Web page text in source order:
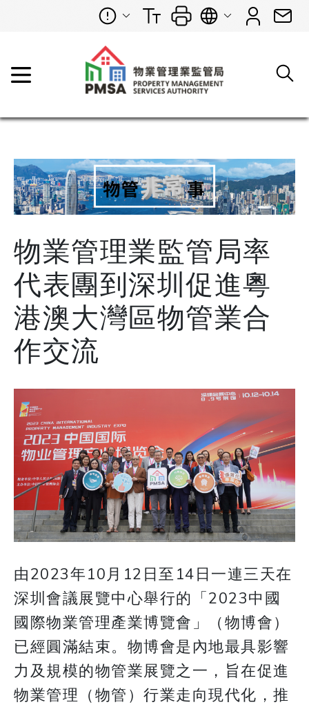
物業管理業監管局率
代表團到深圳促進粵
港澳大灣區物管業合
作交流
由2023年10月12日至14日一連三天在
深圳會議展覽中心舉行的「2023中國
國際物業管理產業博覽會」（物博會）
已經圓滿結束。物博會是內地最具影響
力及規模的物管業展覽之一，旨在促進
物業管理（物管）行業走向現代化，推